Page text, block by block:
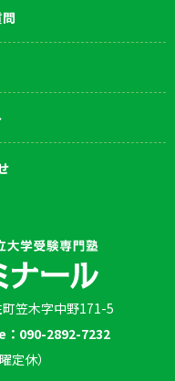
笠木字中野171-5
090-2892-7232
定休）